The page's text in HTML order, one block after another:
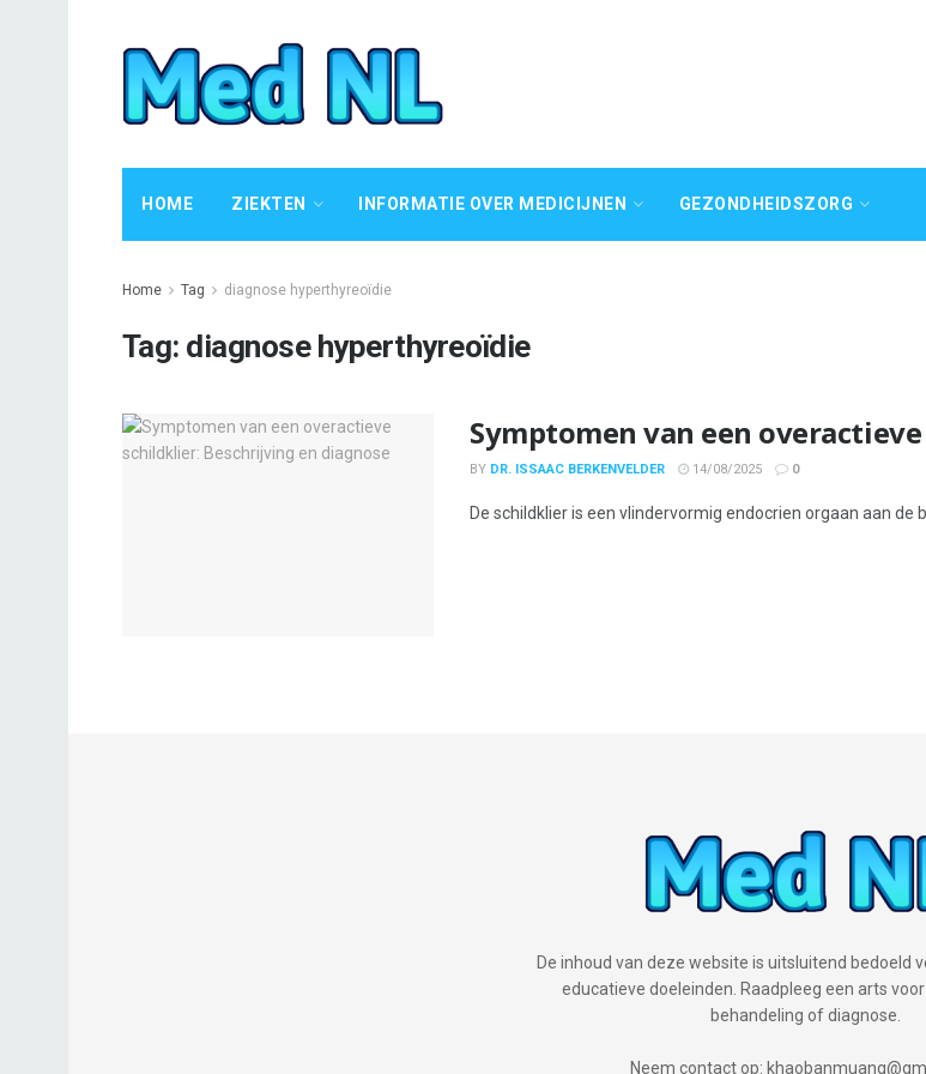
HOME ZIEKTEN INFORMATIE OVER MEDICIJNEN GEZONDHEIDSZORG
Home Tag diagnose hyperthyreoïdie
Tag: diagnose hyperthyreoïdie
Symptomen van een
BY DR. ISSAAC BERKENVELDER 14/08/2025 0
De schildklier is een vlindervormig endocrien orgaan aan de
De inhoud van deze website is uitsluitend bedoeld
educatieve doeleinden. Raadpleeg een arts
behandeling of diagnose.
Neem contact op: